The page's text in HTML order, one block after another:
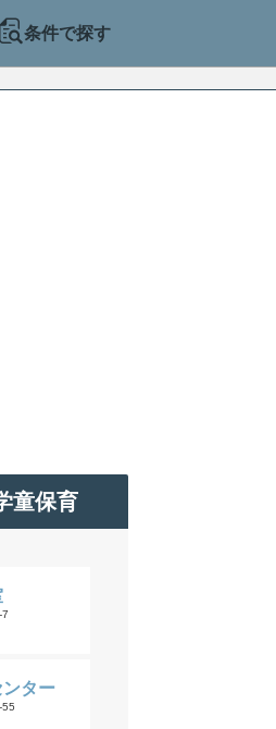
条件で探す
童保育
7
ター
55